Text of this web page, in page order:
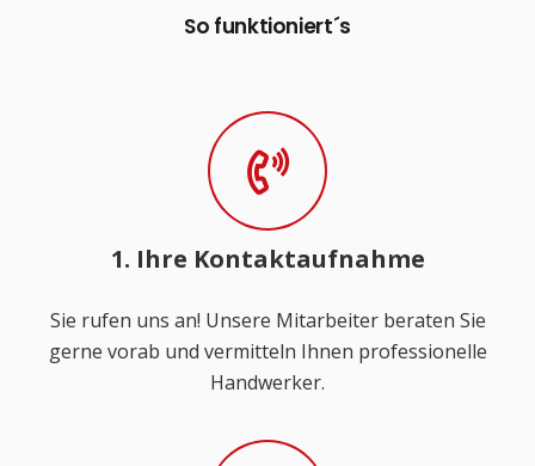
So funktioniert´s
1. Ihre Kontaktaufnahme
Sie rufen uns an! Unsere Mitarbeiter beraten Sie
gerne vorab und vermitteln Ihnen professionelle
Handwerker.